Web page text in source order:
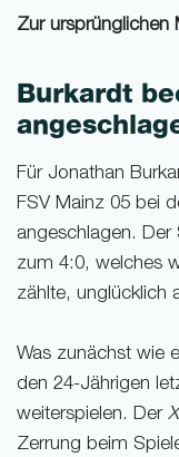
Zur ursprünglichen
Burkardt
Für Jonathan
FSV Mainz 05 bei
angeschlagen. Der
zum 4:0, welches
zählte, unglücklich
Was zunächst wie
den 24-Jährigen
weiterspielen. Der X
Zerrung beim